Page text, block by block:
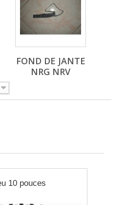
FOND DE JANTE
NRG NRV
10 pouces